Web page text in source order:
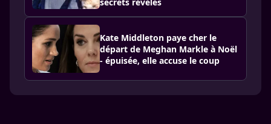
Kate Middleton paye cher le
départ de Meghan Markle à Noël
- épuisée, elle accuse le coup